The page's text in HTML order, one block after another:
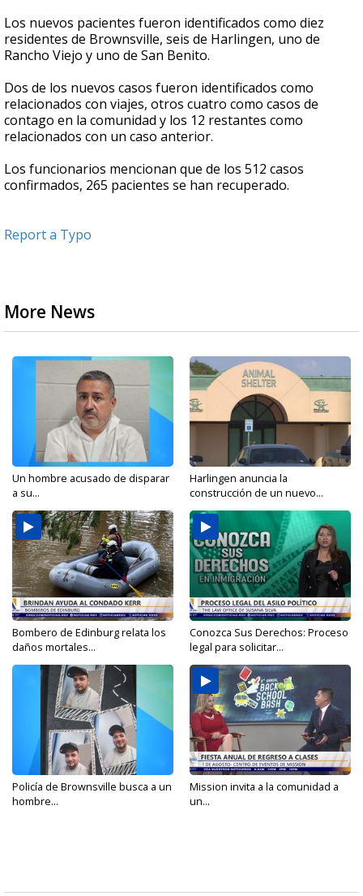
Los nuevos pacientes fueron identificados como diez
residentes de Brownsville, seis de Harlingen, uno de
Rancho Viejo y uno de San Benito.
Dos de los nuevos casos fueron identificados como
relacionados con viajes, otros cuatro como casos de
contago en la comunidad y los 12 restantes como
relacionados con un caso anterior.
Los funcionarios mencionan que de los 512 casos
confirmados, 265 pacientes se han recuperado.
Report a Typo
More News
Un hombre acusado de disparar
a su...
Harlingen anuncia la
construcción de un nuevo...
Bombero de Edinburg relata los
daños mortales...
Conozca Sus Derechos: Proceso
legal para solicitar...
Policía de Brownsville busca a un
hombre...
Mission invita a la comunidad a
un...